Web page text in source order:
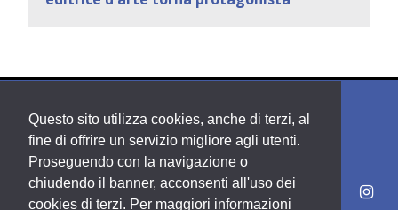
Questo sito utilizza cookies, anche di terzi, al
fine di offrire un servizio migliore agli utenti.
Proseguendo con la navigazione o
chiudendo il banner, acconsenti all'uso dei
cookies di terzi. Per maggiori informazioni